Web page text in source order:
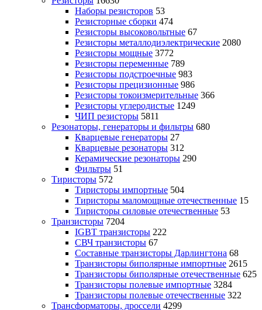
Наборы резисторов 53
Резисторные сборки 474
Резисторы высоковольтные 67
Резисторы металлодиэлектрические 2080
Резисторы мощные 3772
Резисторы переменные 789
Резисторы подстроечные 983
Резисторы прецизионные 986
Резисторы токоизмерительные 366
Резисторы углеродистые 1249
ЧИП резисторы 5811
Резонаторы, генераторы и фильтры 680
Кварцевые генераторы 27
Кварцевые резонаторы 312
Керамические резонаторы 290
Фильтры 51
Тиристоры 572
Тиристоры импортные 504
Тиристоры маломощные отечественные 15
Тиристоры силовые отечественные 53
Транзисторы 7204
IGBT транзисторы 222
СВЧ транзисторы 67
Составные транзисторы Дарлингтона 68
Транзисторы биполярные импортные 2615
Транзисторы биполярные отечественные 625
Транзисторы полевые импортные 3284
Транзисторы полевые отечественные 322
Трансформаторы, дроссели 4299